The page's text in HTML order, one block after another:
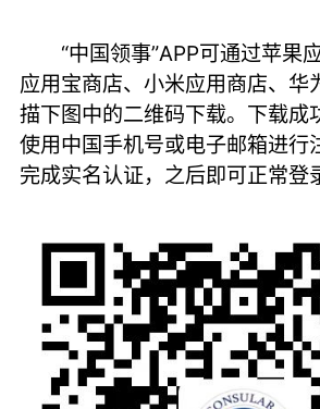
“中国领事”APP可通过苹果
应用宝商店、小米应用商店、华
描下图中的二维码下载。下载成
使用中国手机号或电子邮箱进行
完成实名认证，之后即可正常登